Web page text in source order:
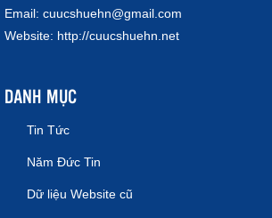
Email: cuucshuehn@gmail.com
Website: http://cuucshuehn.net
DANH MỤC
Tin Tức
Năm Đức Tin
Dữ liệu Website cũ